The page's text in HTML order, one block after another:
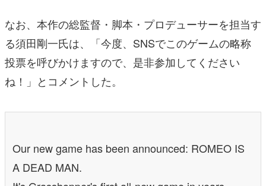
なお、本作の総監督・脚本・プロデューサーを担当す
る須田剛一氏は、「今度、SNSでこのゲームの略称
投票を呼びかけますので、是非参加してください
ね！」とコメントした。
Our new game has been announced: ROMEO IS
A DEAD MAN.